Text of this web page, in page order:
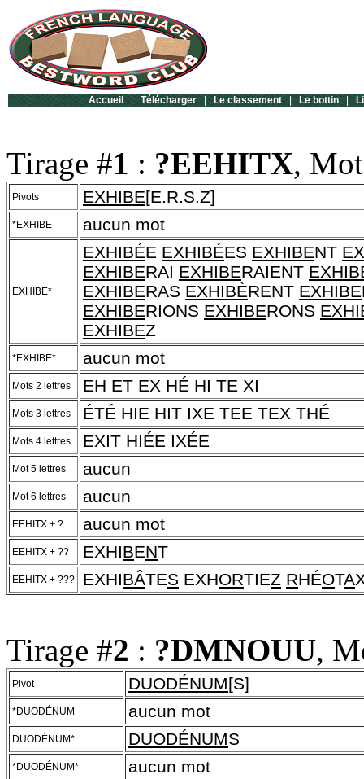
Accueil | Télécharger | Le classement | Le bottin |
Tirage #1 : ?EEHITX,
Pivots EXHIBE[E.R.S.Z]
*EXHIBE aucun mot
EXHIBE*
EXHIBÉE EXHIBÉES EXHIBENT
EXHIBERAI EXHIBERAIENT
EXHIBERAS EXHIBÈRENT EXHIBE
EXHIBERIONS EXHIBERONS
EXHIBEZ
*EXHIBE* aucun mot
Mots 2 lettres EH ET EX HÉ HI TE XI
Mots 3 lettres ÉTÉ HIE HIT IXE TEE TEX THÉ
Mots 4 lettres EXIT HIÉE IXÉE
Mot 5 lettres aucun
Mot 6 lettres aucun
EEHITX + ? aucun mot
EEHITX + ?? EXHIBENT
EEHITX + ??? EXHIBÂTES EXHORTIEZ RHÉOTA
Tirage #2 : ?DMNOUU,
Pivot DUODÉNUM[S]
*DUODÉNUM aucun mot
DUODÉNUM* DUODÉNUMS
*DUODÉNUM* aucun mot